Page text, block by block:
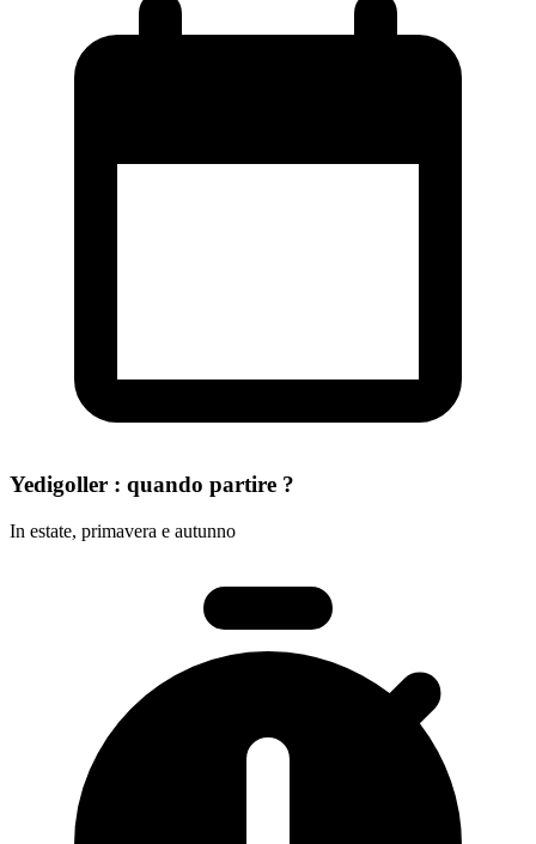
Yedigoller : quando partire ?
In estate, primavera e autunno